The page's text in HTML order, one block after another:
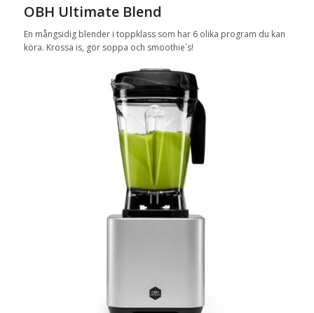
OBH Ultimate Blend
En mångsidig blender i toppklass som har 6 olika program du kan
köra. Krossa is, gör soppa och smoothie´s!